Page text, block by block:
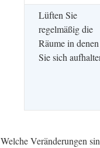
Lüften Sie
regelmäßig die
Räume in denen
Sie sich
Welche Veränderungen